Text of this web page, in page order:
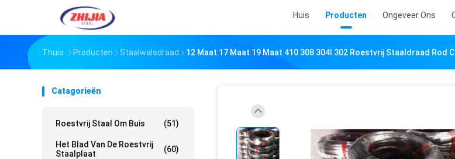
Huis Producten Ongeveer Ons
Thuis Producten Staalwalsdraad 12 Maat 17 Maat 19 Maat 410 308 304l 302 Roestvrij Staaldraad Rod
Catagorieën
Roestvrij Staal Om Buis (51)
Het Blad Van De Roestvrij
Staalplaat
(60)